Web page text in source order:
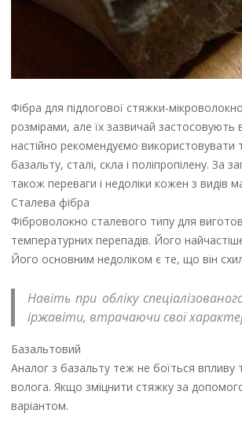
Фібра для підлогової стяжки-
розмірами, але їх зазвичай застосовують
настійно рекомендуємо використовувати
базальту, сталі, скла і поліпропілену. За
також переваги і недоліки кожен з видів
Сталева фібра
Фіброволокно сталевого типу для
температурних перепадів. Його
Його основним недоліком є те, що він
Навіть при обліку
іржавіти, втрачаючи свої
Базальтовий
Аналог з базальту теж не боїться впливу
волога. Якщо зміцнити стяжку за
варіантом.